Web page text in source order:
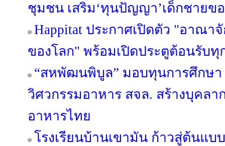
ชุมชน เสริม‘ทุนปัญญา’เด็กชายข
Happitat ประกาศเปิดตัว "อาณ
ของโลก" พร้อมเปิดประตูต้อนรับ
“สหพัฒนพิบูล” มอบทุนการศึกษ
วิศวกรรมอาหาร สจล. สร้างบุคล
อาหารไทย
โรงเรียนบ้านเขามัน ก้าวสู่ต้นแบบ